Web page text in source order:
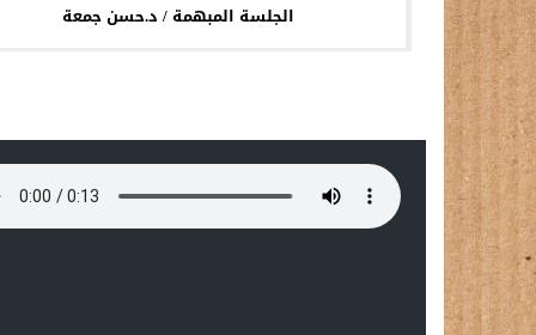
الجلسة المبهمة / د.حسن جمعة